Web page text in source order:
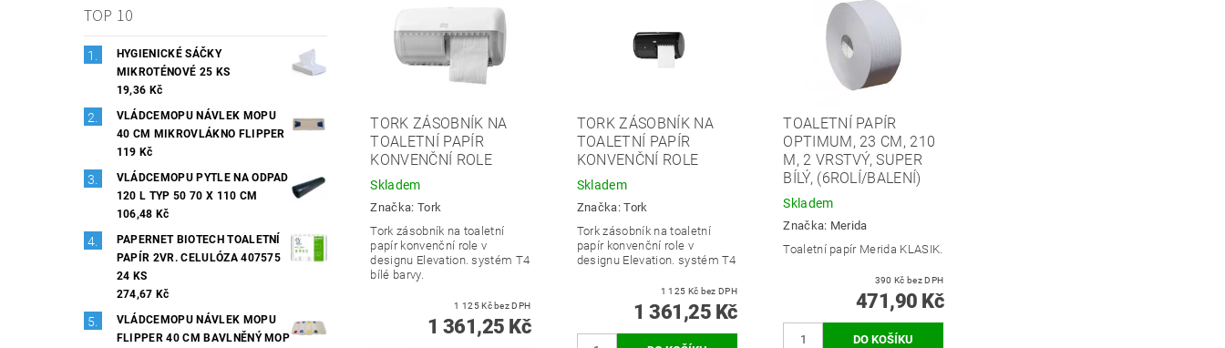
TOP 10
HYGIENICKÉ SÁČKY
MIKROTÉNOVÉ 25 KS
19,36 Kč
VLÁDCEMOPU NÁVLEK MOPU
40 CM MIKROVLÁKNO FLIPPER
119 Kč
VLÁDCEMOPU PYTLE NA ODPAD
120 L TYP 50 70 X 110 CM
106,48 Kč
PAPERNET BIOTECH TOALETNÍ
PAPÍR 2VR. CELULÓZA 407575
24 KS
274,67 Kč
VLÁDCEMOPU NÁVLEK MOPU
FLIPPER 40 CM BAVLNĚNÝ MOP
TORK ZÁSOBNÍK NA
TOALETNÍ PAPÍR
KONVENČNÍ ROLE
Skladem
Značka: Tork
Tork zásobník na toaletní
papír konvenční role v
designu Elevation. systém T4
bílé barvy.
1 125 Kč bez DPH
1 361,25 Kč
TORK ZÁSOBNÍK NA
TOALETNÍ PAPÍR
KONVENČNÍ ROLE
Skladem
Značka:Tork
Tork zásobník na toaletní
papír konvenční role v
designu Elevation. systém T4
1 125 Kč bez DPH
1 361,25 Kč
TOALETNÍ PAPÍR
OPTIMUM, 23 CM, 210
M, 2 VRSTVÝ, SUPER
BÍLÝ, (6ROLÍ/BALENÍ)
Skladem
Značka: Merida
Toaletní papír Merida KLASIK.
390 Kč bez DPH
471,90 Kč